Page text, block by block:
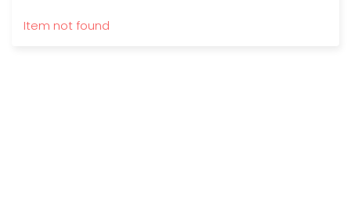
Item not found